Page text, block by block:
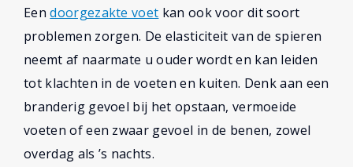
Eendoorgezakte voet kan ook voor dit soort
problemen zorgen. De elasticiteit van de spieren
neemt af naarmate u ouder wordt en kan leiden
tot klachten in de voeten en kuiten. Denk aan een
branderig gevoel bij het opstaan, vermoeide
voeten of een zwaar gevoel in de benen, zowel
overdag als ’s nachts.